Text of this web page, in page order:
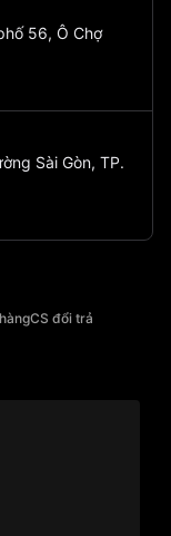
56, Ô Chợ
Sài Gòn, TP.
CS đổi trả